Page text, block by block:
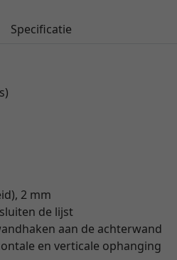
Specificatie
2 mm
de lijst
aan de achterwand
en verticale ophanging